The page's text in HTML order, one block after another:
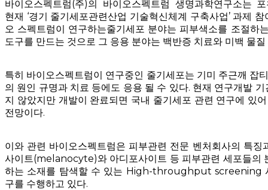
바이오스펙트럼(주)의 바이오스펙트럼 생명과학연구소는
현재 ‘경기 줄기세포관련산업 기술혁신체계 구축사업’ 과제
오 스펙트럼이 연구하는줄기세포 분야는 피부색소를 조절하
도구를 만드는 것으로 그 응용 분야는 백반증 치료와 미백 물질
특히 바이오스펙트럼이 연구중인 줄기세포는 기미 주근깨 잡
의 원인 규명과 치료 등에도 응용 될 수 있다. 현재 연구개발
지 않았지만 개발이 완료되면 국내 줄기세포 관련 연구에 있
전망이다.
이와 관련 바이오스펙트럼은 피부관련 전문 벤처회사의 특징
사이트(melanocyte)와 아디포사이트 등 피부관련 세포들의
하는 소재를 탐색할 수 있는 High-throughput screening
구를 수행하고 있다.